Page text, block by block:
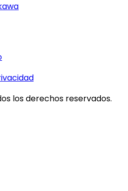
los derechos reservados.